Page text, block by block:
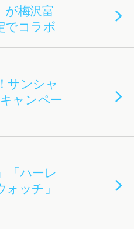
が梅沢富
でコラボ
サンシャ
ャンペー
「ハーレ
ッチ」